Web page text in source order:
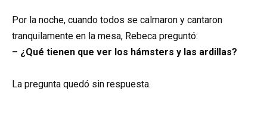
Por la noche, cuando todos se calmaron y cantaron
tranquilamente en la mesa, Rebeca preguntó:
– ¿Qué tienen que ver los hámsters y las ardillas?
La pregunta quedó sin respuesta.